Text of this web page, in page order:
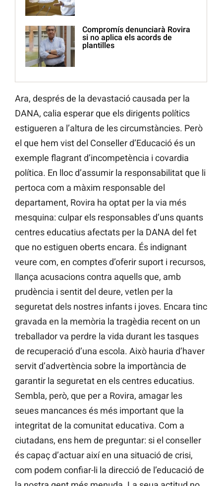
Compromís denunciarà Rovira
si no aplica els acords de
plantilles
Ara, després de la devastació causada per la
DANA, calia esperar que els dirigents polítics
estigueren a l’altura de les circumstàncies. Però
el que hem vist del Conseller d’Educació és un
exemple flagrant d’incompetència i covardia
política. En lloc d’assumir la responsabilitat que li
pertoca com a màxim responsable del
departament, Rovira ha optat per la via més
mesquina: culpar els responsables d’uns quants
centres educatius afectats per la DANA del fet
que no estiguen oberts encara. És indignant
veure com, en comptes d’oferir suport i recursos,
llança acusacions contra aquells que, amb
prudència i sentit del deure, vetlen per la
seguretat dels nostres infants i joves. Encara tinc
gravada en la memòria la tragèdia recent on un
treballador va perdre la vida durant les tasques
de recuperació d’una escola. Això hauria d’haver
servit d’advertència sobre la importància de
garantir la seguretat en els centres educatius.
Sembla, però, que per a Rovira, amagar les
seues mancances és més important que la
integritat de la comunitat educativa. Com a
ciutadans, ens hem de preguntar: si el conseller
és capaç d’actuar així en una situació de crisi,
com podem confiar-li la direcció de l’educació de